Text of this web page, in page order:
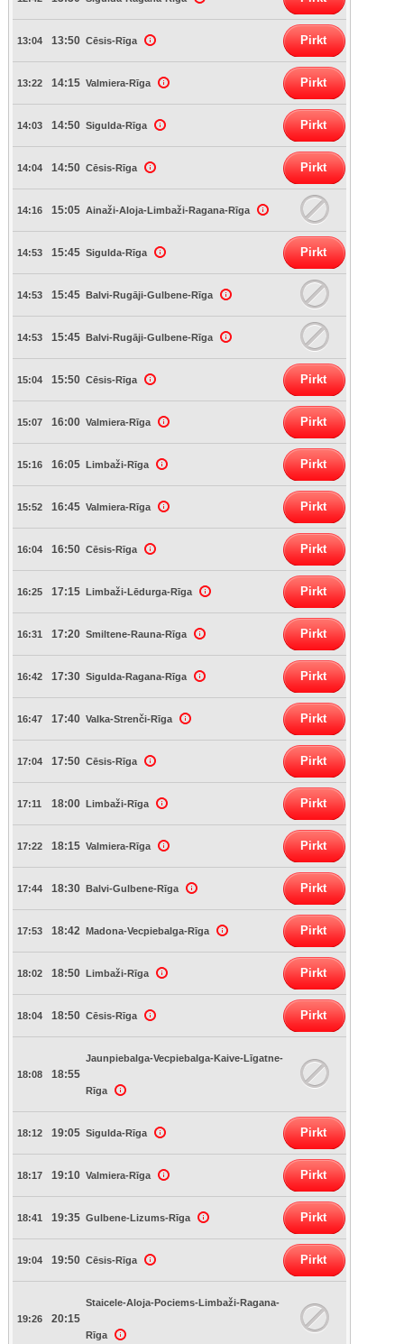
13:04 13:50 Cēsis-Rīga Pirkt
13:22 14:15 Valmiera-Rīga Pirkt
14:03 14:50 Sigulda-Rīga Pirkt
14:04 14:50 Cēsis-Rīga Pirkt
14:16 15:05 Ainaži-Aloja-Limbaži-Ragana-Rīga
14:53 15:45 Sigulda-Rīga Pirkt
14:53 15:45 Balvi-Rugāji-Gulbene-Rīga
14:53 15:45 Balvi-Rugāji-Gulbene-Rīga
15:04 15:50 Cēsis-Rīga Pirkt
15:07 16:00 Valmiera-Rīga Pirkt
15:16 16:05 Limbaži-Rīga Pirkt
15:52 16:45 Valmiera-Rīga Pirkt
16:04 16:50 Cēsis-Rīga Pirkt
16:25 17:15 Limbaži-Lēdurga-Rīga Pirkt
16:31 17:20 Smiltene-Rauna-Rīga Pirkt
16:42 17:30 Sigulda-Ragana-Rīga Pirkt
16:47 17:40 Valka-Strenči-Rīga Pirkt
17:04 17:50 Cēsis-Rīga Pirkt
17:11 18:00 Limbaži-Rīga Pirkt
17:22 18:15 Valmiera-Rīga Pirkt
17:44 18:30 Balvi-Gulbene-Rīga Pirkt
17:53 18:42 Madona-Vecpiebalga-Rīga Pirkt
18:02 18:50 Limbaži-Rīga Pirkt
18:04 18:50 Cēsis-Rīga Pirkt
18:08 18:55
Jaunpiebalga-Vecpiebalga-Kaive-Līgatne-
Rīga
18:12 19:05 Sigulda-Rīga Pirkt
18:17 19:10 Valmiera-Rīga Pirkt
18:41 19:35 Gulbene-Lizums-Rīga Pirkt
19:04 19:50 Cēsis-Rīga Pirkt
19:26 20:15
Staicele-Aloja-Pociems-Limbaži-Ragana-
Rīga